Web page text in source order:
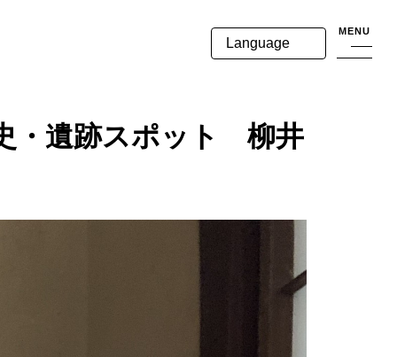
MENU
Language
・遺跡スポット 柳井